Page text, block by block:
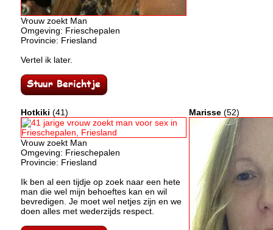
Vrouw zoekt Man
Omgeving: Frieschepalen
Provincie: Friesland
Vertel ik later.
Hotkiki (41)
Vrouw zoekt Man
Omgeving: Frieschepalen
Provincie: Friesland
Ik ben al een tijdje op zoek naar een hete
man die wel mijn behoeftes kan en wil
bevredigen. Je moet wel netjes zijn en we
doen alles met wederzijds respect.
Marisse (52)